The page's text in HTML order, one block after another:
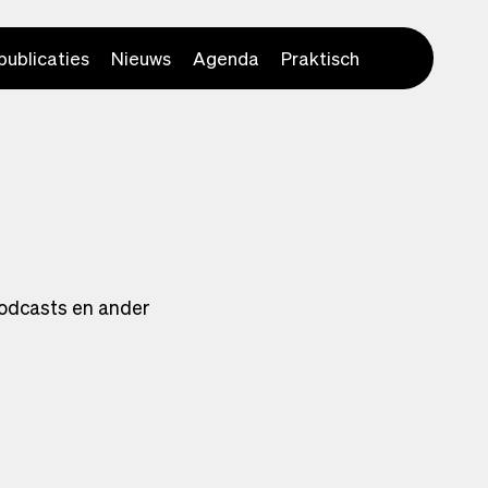
Nieuws Agenda Praktisch
en ander